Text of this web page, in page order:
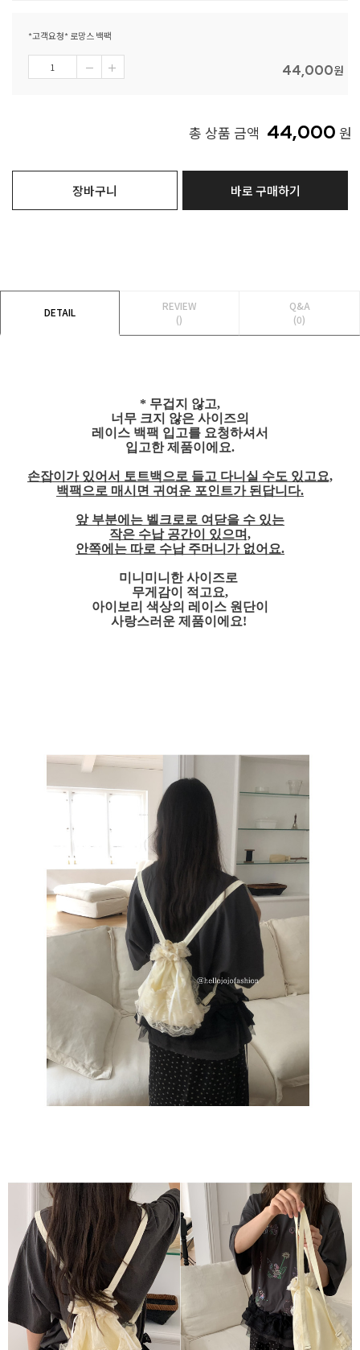
*고객요청* 로망스 백팩
44,000원
총 상품 금액 44,000 원
장바구니 바로 구매하기
DETAIL
REVIEW
()
Q&A
(0)
* 무겁지 않고,
너무 크지 않은 사이즈의
레이스 백팩 입고를 요청하셔서
입고한 제품이에요.
손잡이가 있어서 토트백으로 들고 다니실 수도 있고요,
백팩으로 매시면 귀여운 포인트가 된답니다.
앞 부분에는 벨크로로 여닫을 수 있는
작은 수납 공간이 있으며,
안쪽에는 따로 수납 주머니가 없어요.
미니미니한 사이즈로
무게감이 적고요,
아이보리 색상의 레이스 원단이
사랑스러운 제품이에요!